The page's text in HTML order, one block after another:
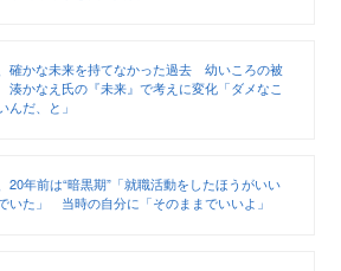
確かな未来を持てなかった過去 幼いころの被
かなえ氏の『未来』で考えに変化「ダメなこ
んだ、と」
20年前は“暗黒期”「就職活動をしたほうがいい
いた」 当時の自分に「そのままでいいよ」